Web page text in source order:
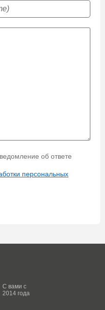
об ответе
персональных
С вами с
2014 года